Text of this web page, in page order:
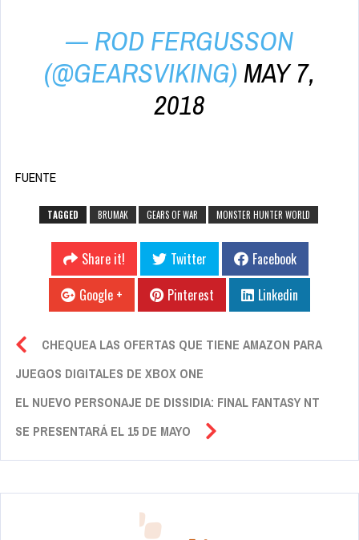
— ROD FERGUSSON
(@GEARSVIKING)MAY 7,
2018
FUENTE
TAGGED BRUMAK GEARS OF WAR MONSTER HUNTER WORLD
Share it! Twitter
Facebook
Google +
Pinterest Linkedin
CHEQUEA LAS OFERTAS QUE TIENE AMAZON PARA
JUEGOS DIGITALES DE XBOX ONE
EL NUEVO PERSONAJE DE DISSIDIA: FINAL FANTASY NT
SE PRESENTARÁ EL 15 DE MAYO